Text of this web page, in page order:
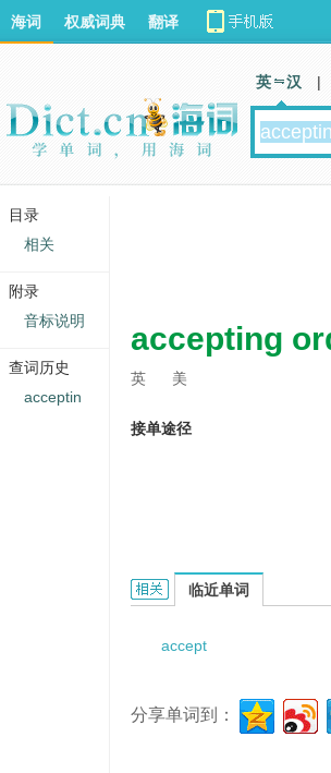
accepting
英 美
接单途径
accepting orders的相关资料
临近单词
accept
分享单词到：
海词 权威词典 翻译
英 汉 |
目录
相关
附录
音标说明
查词历史
acceptin